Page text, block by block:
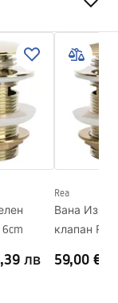
6cm
лв
Rea
Вана
клапан Rea
59,00 €